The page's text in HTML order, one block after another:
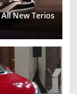
New Terios